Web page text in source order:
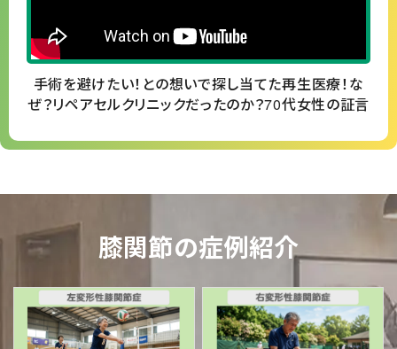
手術を避けたい！との想いで探し当てた再生医療！な
ぜ？リペアセルクリニックだったのか？70代女性の証言
膝関節の症例紹介